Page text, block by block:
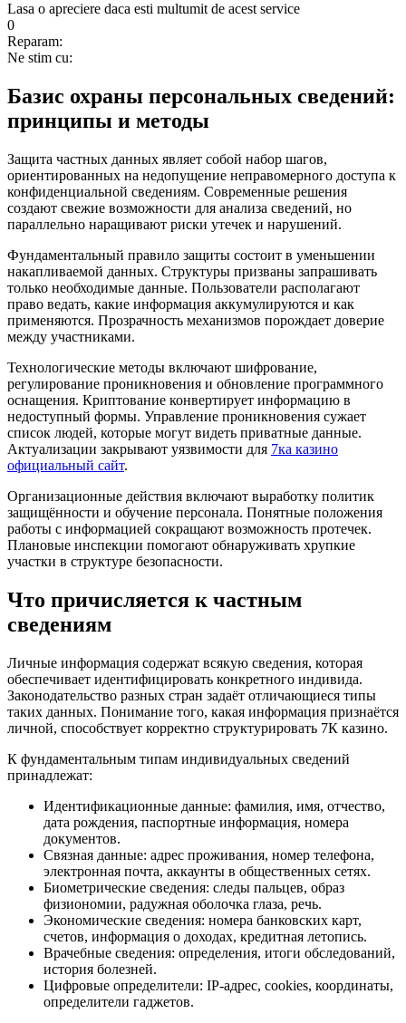
Lasa o apreciere daca esti multumit de acest service
0
Reparam:
Ne stim cu:
Базис охраны персональных сведений:
принципы и методы
Защита частных данных являет собой набор шагов,
ориентированных на недопущение неправомерного доступа к
конфиденциальной сведениям. Современные решения
создают свежие возможности для анализа сведений, но
параллельно наращивают риски утечек и нарушений.
Фундаментальный правило защиты состоит в уменьшении
накапливаемой данных. Структуры призваны запрашивать
только необходимые данные. Пользователи располагают
право ведать, какие информация аккумулируются и как
применяются. Прозрачность механизмов порождает доверие
между участниками.
Технологические методы включают шифрование,
регулирование проникновения и обновление программного
оснащения. Криптование конвертирует информацию в
недоступный формы. Управление проникновения сужает
список людей, которые могут видеть приватные данные.
Актуализации закрывают уязвимости для 7ка казино
официальный сайт.
Организационные действия включают выработку политик
защищённости и обучение персонала. Понятные положения
работы с информацией сокращают возможность протечек.
Плановые инспекции помогают обнаруживать хрупкие
участки в структуре безопасности.
Что причисляется к частным
сведениям
Личные информация содержат всякую сведения, которая
обеспечивает идентифицировать конкретного индивида.
Законодательство разных стран задаёт отличающиеся типы
таких данных. Понимание того, какая информация признаётся
личной, способствует корректно структурировать 7К казино.
К фундаментальным типам индивидуальных сведений
принадлежат:
Идентификационные данные: фамилия, имя, отчество,
дата рождения, паспортные информация, номера
документов.
Связная данные: адрес проживания, номер телефона,
электронная почта, аккаунты в общественных сетях.
Биометрические сведения: следы пальцев, образ
физиономии, радужная оболочка глаза, речь.
Экономические сведения: номера банковских карт,
счетов, информация о доходах, кредитная летопись.
Врачебные сведения: определения, итоги обследований,
история болезней.
Цифровые определители: IP-адрес, cookies, координаты,
определители гаджетов.